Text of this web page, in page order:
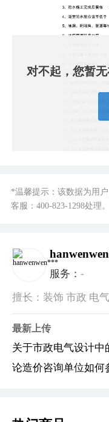
对不起，您暂
*温馨提示：该数据为用
客服： 400-823-1298处理。
服务：-
擅长：装饰 市政 电气
最新上传
关于市政电气设计